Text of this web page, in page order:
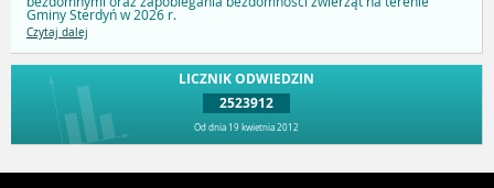
Gminy Sterdyń w 2026 r.
Czytaj dalej
LICZNIK ODWIEDZIN
2523912
Od dnia 19 kwietnia 2012